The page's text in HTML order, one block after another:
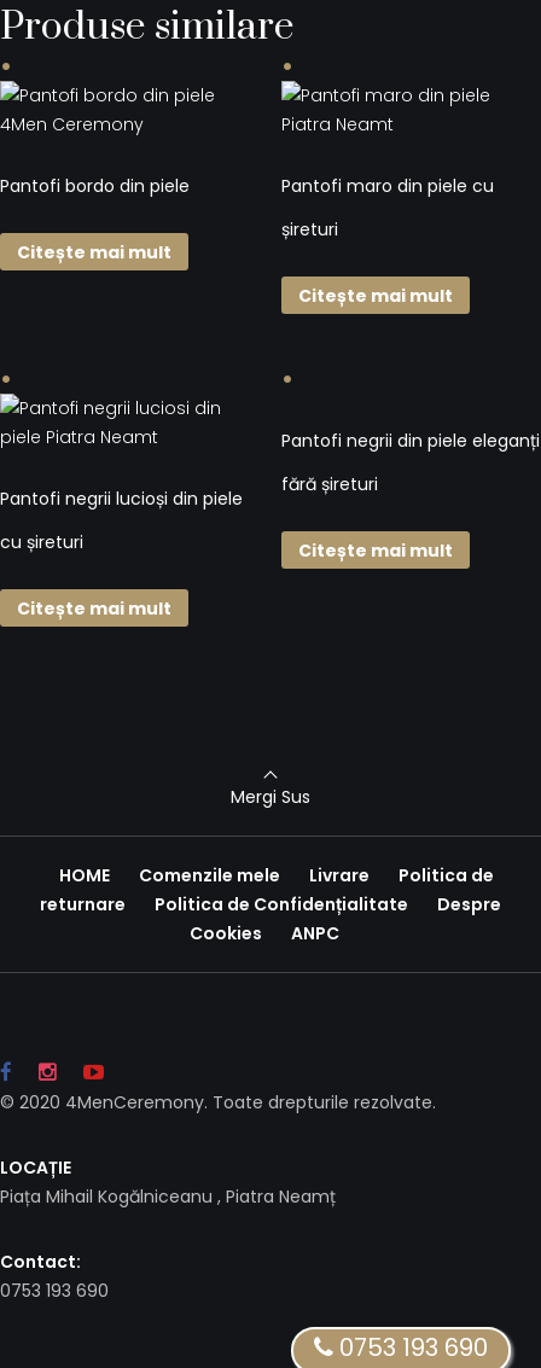
Produse similare
Pantofi bordo din piele
Citește mai mult
Pantofi maro din piele cu
șireturi
Citește mai mult
Pantofi negrii lucioși din piele
cu șireturi
Citește mai mult
Pantofi negrii din piele eleganți
fără șireturi
Citește mai mult
Mergi Sus
HOME Comenzile mele Livrare
Politica de
returnare
Politica de Confidențialitate
Despre
Cookies
ANPC
0753 193 690
© 2020 4MenCeremony. Toate drepturile rezolvate.
LOCAȚIE
Piața Mihail Kogălniceanu , Piatra Neamț
Contact:
0753 193 690